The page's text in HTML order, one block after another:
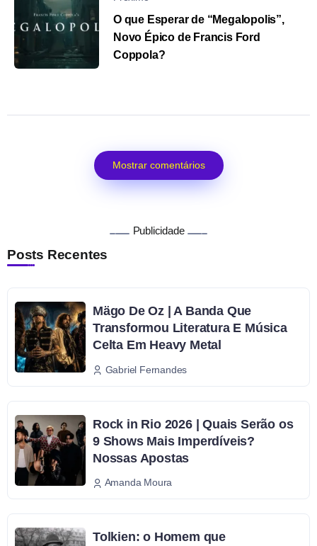
O que Esperar de “Megalopolis”,
Novo Épico de Francis Ford
Coppola?
Mostrar comentários
Publicidade
Posts Recentes
Mägo De Oz | A Banda Que
Transformou Literatura E Música
Celta Em Heavy Metal
Gabriel Fernandes
Rock in Rio 2026 | Quais Serão os
9 Shows Mais Imperdíveis?
Nossas Apostas
Amanda Moura
Tolkien: o Homem que